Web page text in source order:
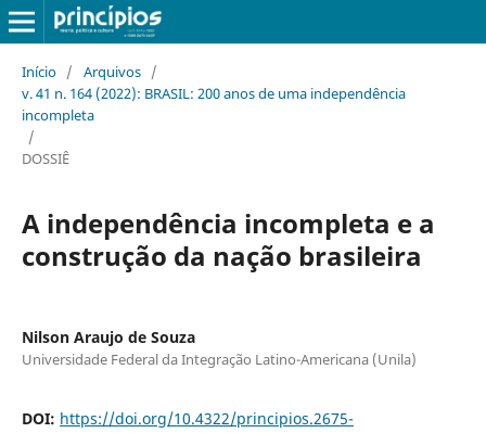
Início / Arquivos /
v. 41 n. 164 (2022): BRASIL: 200 anos de uma independência
incompleta
/
DOSSIÊ
A independência incompleta e a
construção da nação brasileira
Nilson Araujo de Souza
Universidade Federal da Integração Latino-Americana (Unila)
DOI: https://doi.org/10.4322/principios.2675-